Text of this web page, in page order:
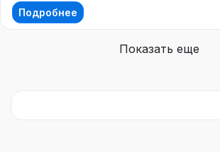
Подробнее
Показать еще